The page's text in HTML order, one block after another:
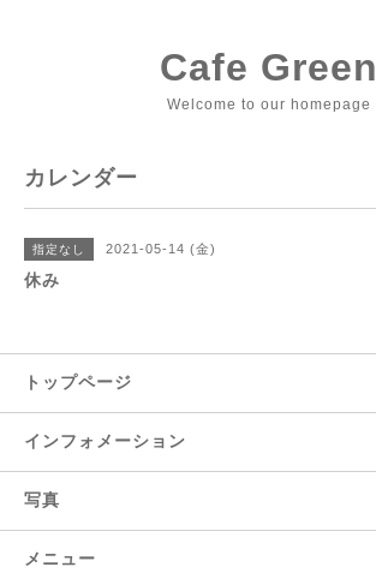
Cafe Green
Welcome to our homepage
カレンダー
指定なし 2021-05-14 (金)
休み
トップページ
インフォメーション
写真
メニュー